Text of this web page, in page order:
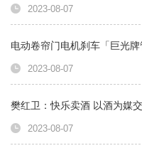
2023-08-07
电动卷帘门电机刹车「巨光牌
2023-08-07
樊红卫：快乐卖酒 以酒为媒
2023-08-07